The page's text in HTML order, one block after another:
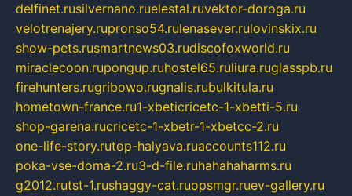
delfinet.rusilvernano.ruelestal.ruvektor-doroga.ru
velotrenajery.rupronso54.rulenasever.rulovinskix.ru
show-pets.rusmartnews03.rudiscofoxworld.ru
miraclecoon.rupongup.ruhostel65.ruliura.ruglasspb.ru
firehunters.rugribowo.rugnalis.rubulkitula.ru
hometown-france.ru1-xbeticricetc-1-xbetti-5.ru
shop-garena.rucricetc-1-xbetr-1-xbetcc-2.ru
one-life-story.rutop-halyava.ruaccounts112.ru
poka-vse-doma-2.ru3-d-file.ruhahahaharms.ru
g2012.rutst-1.rushaggy-cat.ruopsmgr.ruev-gallery.ru